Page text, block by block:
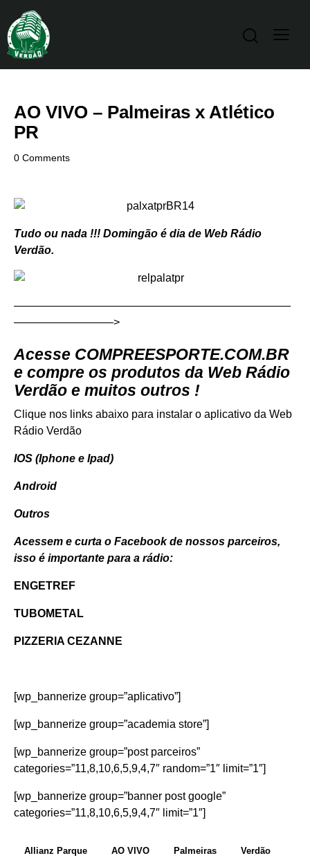
AO VIVO – Palmeiras x Atlético
PR
0 Comments
Tudo ou nada !!! Domingão é dia de Web Rádio
Verdão.
—————————————————————————
—————————>
Acesse COMPREESPORTE.COM.BR
e compre os produtos da Web Rádio
Verdão e muitos outros !
Clique nos links abaixo para instalar o aplicativo da Web
Rádio Verdão
IOS (Iphone e Ipad)
Android
Outros
Acessem e curta o Facebook de nossos parceiros,
isso é importante para a rádio:
ENGETREF
TUBOMETAL
PIZZERIA CEZANNE
[wp_bannerize group=”aplicativo”]
[wp_bannerize group=”academia store”]
[wp_bannerize group=”post parceiros”
categories=”11,8,10,6,5,9,4,7″ random=”1″ limit=”1″]
[wp_bannerize group=”banner post google”
categories=”11,8,10,6,5,9,4,7″ limit=”1″]
Allianz Parque AO VIVO Palmeiras Verdão